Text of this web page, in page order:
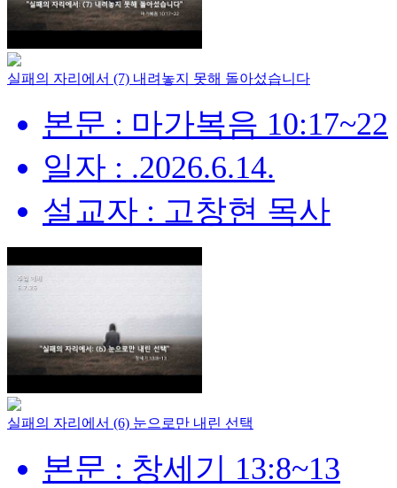
실패의 자리에서 (7) 내려놓지 못해 돌아섰습니다
본문 : 마가복음 10:17~22
일자 : .2026.6.14.
설교자 : 고창현 목사
실패의 자리에서 (6) 눈으로만 내린 선택
본문 : 창세기 13:8~13